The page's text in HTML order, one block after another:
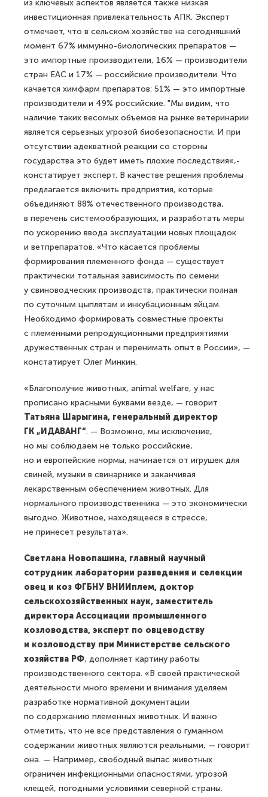
из ключевых аспектов является также низкая
инвестиционная привлекательность АПК. Эксперт
отмечает, что в сельском хозяйстве на сегодняшний
момент 67% иммунно-биологических препаратов —
это импортные производители, 16% — производители
стран ЕАС и 17% — российские производители. Что
качается химфарм препаратов: 51% — это импортные
производители и 49% российские. "Мы видим, что
наличие таких весомых объемов на рынке ветеринарии
является серьезных угрозой биобезопасности. И при
отсутствии адекватной реакции со стороны
государства это будет иметь плохие последствия«,-
констатирует эксперт. В качестве решения проблемы
предлагается включить предприятия, которые
объединяют 88% отечественного производства,
в перечень системообразующих, и разработать меры
по ускорению ввода эксплуатации новых площадок
и ветпрепаратов. «Что касается проблемы
формирования племенного фонда — существует
практически тотальная зависимость по семени
у свиноводческих производств, практически полная
по суточным цыплятам и инкубационным яйцам.
Необходимо формировать совместные проекты
с племенными репродукционными предприятиями
дружественных стран и перенимать опыт в России», —
констатирует Олег Минкин.
«Благополучие животных, animal welfare, у нас
прописано красными буквами везде, — говорит
Татьяна Шарыгина, генеральный директор
ГК „ИДАВАНГ“. — Возможно, мы исключение,
но мы соблюдаем не только российские,
но и европейские нормы, начинается от игрушек для
свиней, музыки в свинарнике и заканчивая
лекарственным обеспечением животных. Для
нормального производственника — это экономически
выгодно. Животное, находящееся в стрессе,
не принесет результата».
Светлана Новопашина, главный научный
сотрудник лаборатории разведения и селекции
овец и коз ФГБНУ ВНИИплем, доктор
сельскохозяйственных наук, заместитель
директора Ассоциации промышленного
козловодства, эксперт по овцеводству
и козловодству при Министерстве сельского
хозяйства РФ, дополняет картину работы
производственного сектора. «В своей практической
деятельности много времени и внимания уделяем
разработке нормативной документации
по содержанию племенных животных. И важно
отметить, что не все представления о гуманном
содержании животных являются реальными, — говорит
она. — Например, свободный выпас животных
ограничен инфекционными опасностями, угрозой
клещей, погодными условиями северной страны.